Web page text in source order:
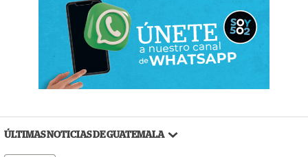
ÚLTIMAS NOTICIAS DE GUATEMALA